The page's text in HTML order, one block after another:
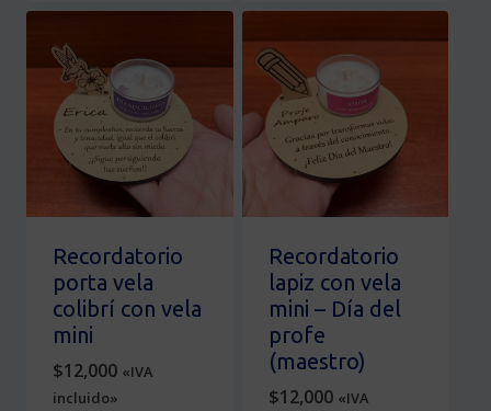
múltiples
variantes.
Las
opciones
se
pueden
elegir
la
página
de
producto
producto
tiene
múltiples
variantes.
Las
opciones
se
pueden
elegir
en
la
página
de
producto
Recordatorio
porta vela
colibrí con vela
mini
$12,000 «IVA
incluido»
Recordatorio
lapiz con vela
mini – Día del
profe
(maestro)
$12,000 «IVA